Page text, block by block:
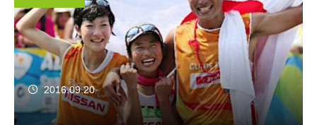
2016.09.20